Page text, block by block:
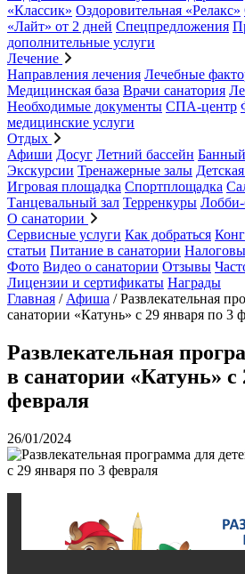
«Классик» Оздоровительная «Релакс»
«Лайт» от 2 дней Спецпредложения
дополнительные услуги
Лечение
Направления лечения Лечебные
Медицинская база Врачи санатория
Необходимые документы СПА-центр
медицинские услуги
Отдых
Афиши Досуг Летний бассейн Банный
Экскурсии Тренажерные залы
Игровая площадка Спортплощадка
Танцевальный зал Терренкуры Лобби-
О санатории
Сервисные услуги Как добраться
статьи Питание в санатории
Фото Видео о санатории Отзывы
Лицензии и сертификаты Награды
Главная / Афиша /Развлекательная
санатории «Катунь» с 29 января по 3
Развлекательная
в санатории «Катунь» с
февраля
26/01/2024